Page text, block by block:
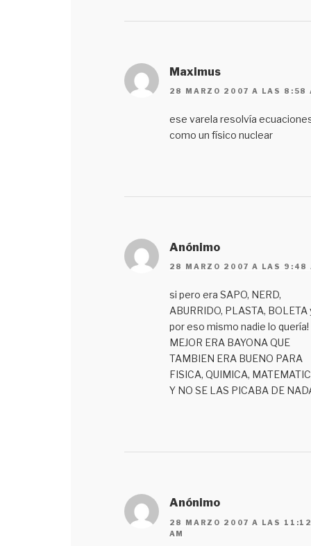
Maximus
28 MARZO 2007 A LAS 8:58
ese varela resolvía
como un físico nuclear
Anónimo
28 MARZO 2007 A LAS 9:48
si pero era SAPO, NERD,
ABURRIDO, PLASTA, BOLETA
por eso mismo nadie lo quería!
MEJOR ERA BAYONA QUE
TAMBIEN ERA BUENO PARA
FISICA, QUIMICA,
Y NO SE LAS PICABA DE
Anónimo
28 MARZO 2007 A LAS
AM